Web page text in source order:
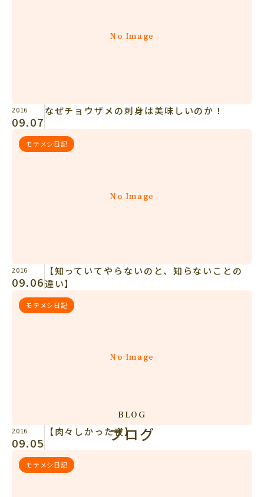
BLOG
ブログ
No Image
2016
09.07
なぜチョウザメの刺身は美味しいのか！
No Image
モテメシ日記
2016
09.06
【知っていてやらないのと、知らないことの
違い】
No Image
モテメシ日記
2016
09.05
【肉々しかった夜】
モテメシ日記